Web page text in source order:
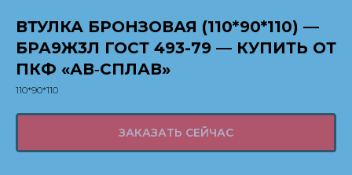
ВТУЛКА БРОНЗОВАЯ (110*90*110) —
БРА9Ж3Л ГОСТ 493-79 — КУПИТЬ ОТ
ПКФ «АВ‑СПЛАВ»
110*90*110
ЗАКАЗАТЬ СЕЙЧАС